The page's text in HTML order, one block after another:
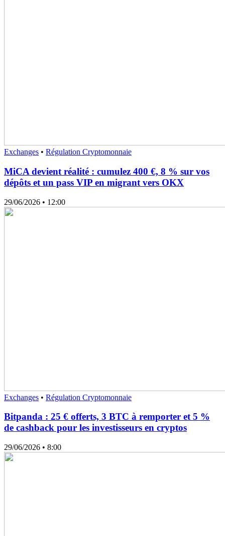
Exchanges • Régulation Cryptomonnaie
MiCA devient réalité : cumulez 400 €, 8 % sur vos
dépôts et un pass VIP en migrant vers OKX
29/06/2026 • 12:00
Exchanges • Régulation Cryptomonnaie
Bitpanda : 25 € offerts, 3 BTC à remporter et 5 %
de cashback pour les investisseurs en cryptos
29/06/2026 • 8:00